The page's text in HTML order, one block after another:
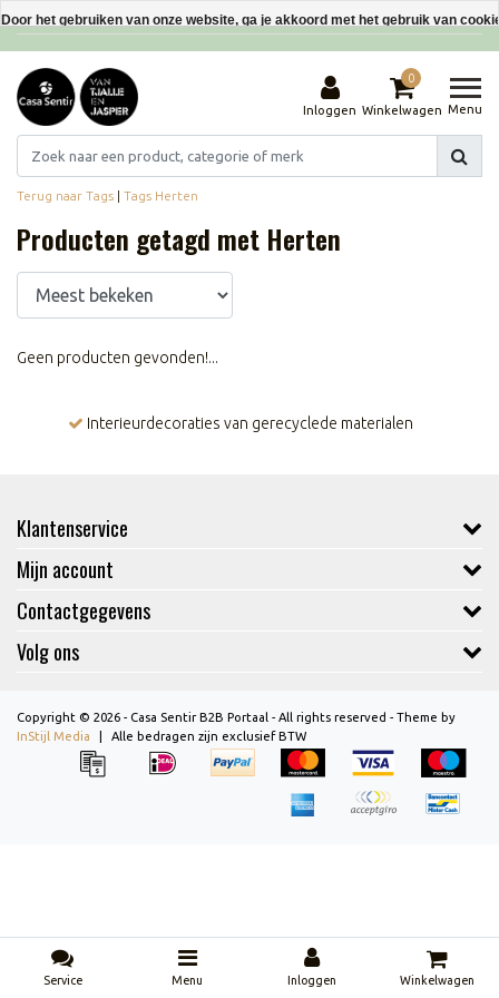
Interieurdecoraties van gerecyclede materialen
Inloggen
0
Winkelwagen Menu
Terug naar Tags | Tags Herten
Producten getagd met Herten
Geen producten gevonden!...
Interieurdecoraties van gerecyclede materialen
Klantenservice
Mijn account
Contactgegevens
Volg ons
Copyright © 2026 - Casa Sentir B2B Portaal - All rights reserved - Theme by
InStijl Media
Alle bedragen zijn exclusief BTW
Service Menu Inloggen Winkelwagen
Door het gebruiken van onze website, ga je akkoord met het gebruik van